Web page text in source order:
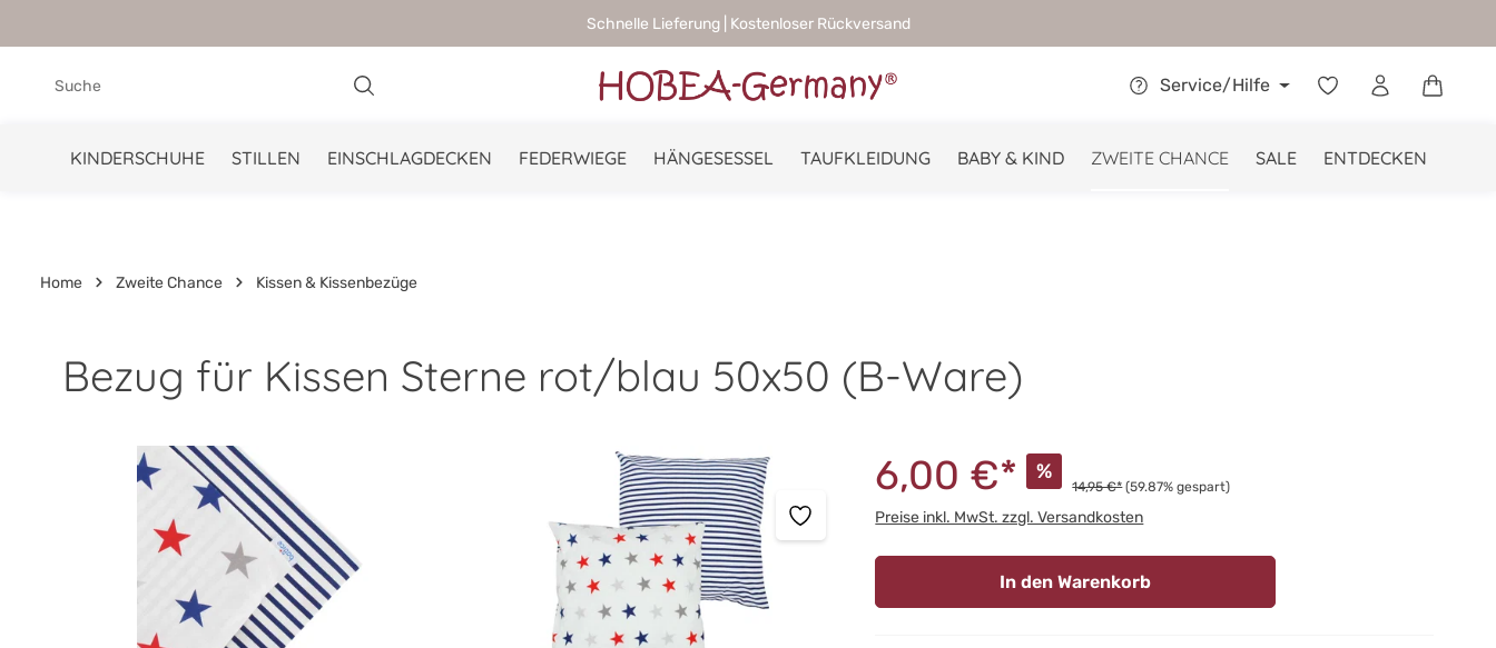
Schnelle Lieferung | Kostenloser Rückversand
Service/Hilfe
KINDERSCHUHE STILLEN EINSCHLAGDECKEN FEDERWIEGE HÄNGESESSEL TAUFKLEIDUNG BABY & KIND ZWEITE CHANCE SALE ENTDECKEN
Home Zweite Chance Kissen & Kissenbezüge
Bezug für Kissen Sterne rot/blau 50x50 (B-Ware)
Bildergalerie überspringen 6,00 €* %
14,95 €* (59.87% gespart)
Preise inkl. MwSt. zzgl. Versandkosten
In den Warenkorb